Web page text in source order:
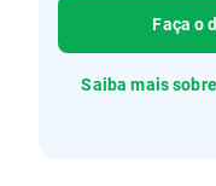
Faça o
Saiba mais